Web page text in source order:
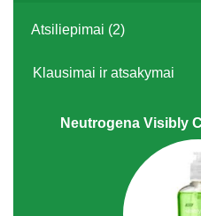
Atsiliepimai (2)
Klausimai ir atsakymai
Neutrogena Visibly